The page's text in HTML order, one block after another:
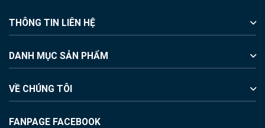
THÔNG TIN LIÊN HỆ
DANH MỤC SẢN PHẨM
VỀ CHÚNG TÔI
FANPAGE FACEBOOK